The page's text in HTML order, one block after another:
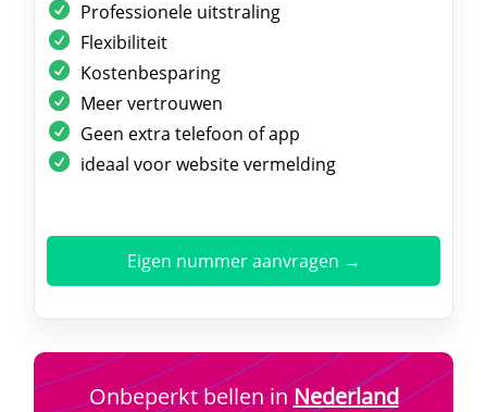
Professionele uitstraling
Flexibiliteit
Kostenbesparing
Meer vertrouwen
Geen extra telefoon of app
ideaal voor website vermelding
Eigen nummer aanvragen →
Onbeperkt bellen inNederland